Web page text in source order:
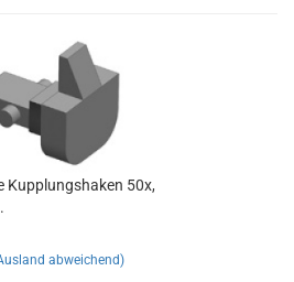
Kupplungshaken 50x,
abweichend)